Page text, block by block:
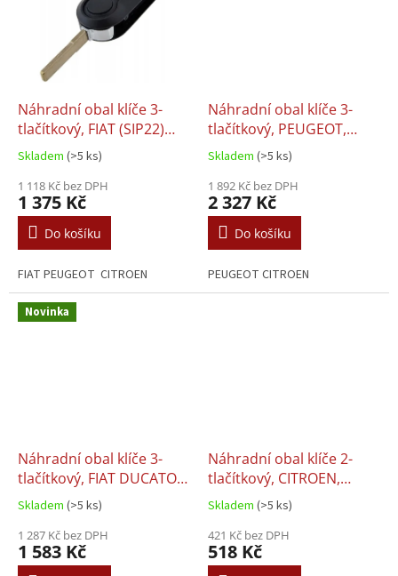
Náhradní obal klíče 3-
tlačítkový, FIAT (SIP22)
Frekvence 433 MHz +
Transpondér
Skladem (>5 ks)
1 118 Kč bez DPH
1 375 Kč
Do košíku
FIAT PEUGEOT CITROEN
Náhradní obal klíče 3-
tlačítkový, PEUGEOT,
CITROEN (HU83)
Frekvence 433 MHz +
Transpondér
Skladem (>5 ks)
1 892 Kč bez DPH
2 327 Kč
Do košíku
PEUGEOT CITROEN
Novinka
Náhradní obal klíče 3-
tlačítkový, FIAT DUCATO,
PEUGEOT BOXER,
CITROEN JUMPER (SIP22)
+ Transpondér
Skladem (>5 ks)
1 287 Kč bez DPH
1 583 Kč
Náhradní obal klíče 2-
tlačítkový, CITROEN,
PEUGEOT (HU83)
Skladem (>5 ks)
421 Kč bez DPH
518 Kč